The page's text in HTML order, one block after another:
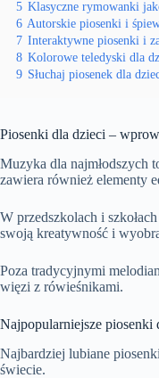
5 Klasyczne rymowanki
6 Autorskie piosenki i
7 Interaktywne piosenki i
8 Kolorowe teledyski dla
9 Słuchaj piosenek dla
Piosenki dla dzieci –
Muzyka dla najmłodszych
zawiera również elementy
W przedszkolach i szkołach
swoją kreatywność i
Poza tradycyjnymi
więzi z rówieśnikami.
Najpopularniejsze piosenki
Najbardziej lubiane
świecie.